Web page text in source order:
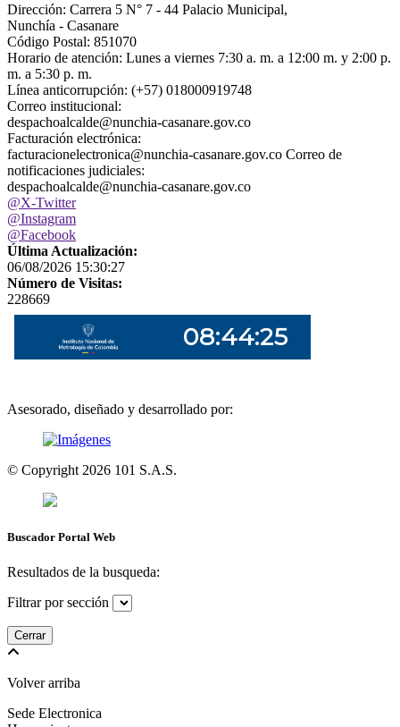
Dirección: Carrera 5 N° 7 - 44 Palacio Municipal,
Nunchía - Casanare
Código Postal: 851070
Horario de atención: Lunes a viernes 7:30 a. m. a 12:00 m. y 2:00 p.
m. a 5:30 p. m.
Línea anticorrupción: (+57) 018000919748
Correo institucional:
despachoalcalde@nunchia-casanare.gov.co
Facturación electrónica:
facturacionelectronica@nunchia-casanare.gov.co Correo de
notificaciones judiciales:
despachoalcalde@nunchia-casanare.gov.co
@X-Twitter
@Instagram
@Facebook
Última Actualización:
06/08/2026 15:30:27
Número de Visitas:
228669
Asesorado, diseñado y desarrollado por:
© Copyright 2026 101 S.A.S.
Buscador Portal Web
Resultados de la busqueda:
Filtrar por sección
Cerrar
Volver arriba
Sede Electronica